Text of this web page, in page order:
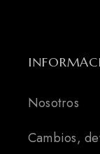
Nosotros
Cambios,